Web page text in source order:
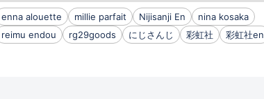
enna alouette millie parfait Nijisanji En
nina kosaka
reimu endou
rg29goods にじさんじ 彩虹社 彩虹社en